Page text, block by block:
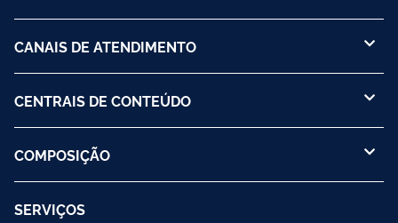
CANAIS DE ATENDIMENTO
CENTRAIS DE CONTEÚDO
COMPOSIÇÃO
SERVIÇOS